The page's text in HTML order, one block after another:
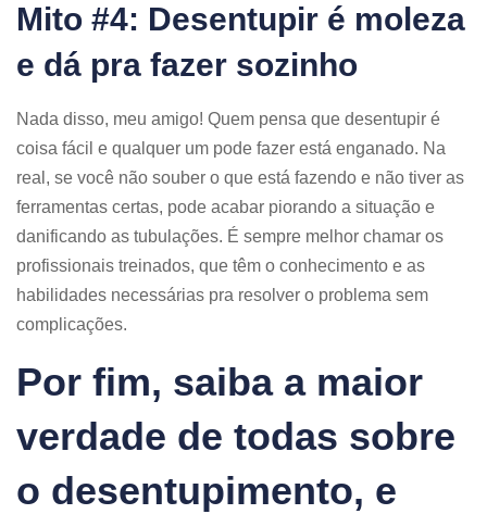
Mito #4: Desentupir é moleza
e dá pra fazer sozinho
Nada disso, meu amigo! Quem pensa que desentupir é
coisa fácil e qualquer um pode fazer está enganado. Na
real, se você não souber o que está fazendo e não tiver as
ferramentas certas, pode acabar piorando a situação e
danificando as tubulações. É sempre melhor chamar os
profissionais treinados, que têm o conhecimento e as
habilidades necessárias pra resolver o problema sem
complicações.
Por fim, saiba a maior
verdade de todas sobre
o desentupimento, e